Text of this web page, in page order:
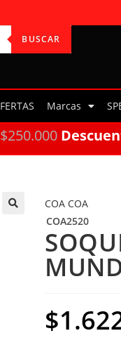
BUSCAR
Marcas
COA COA
COA2520
$